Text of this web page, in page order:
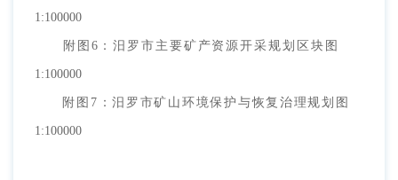
1:100000
附图6：汨罗市主要矿产资源开采规划区块图
1:100000
附图7：汨罗市矿山环境保护与恢复治理规划图
1:100000